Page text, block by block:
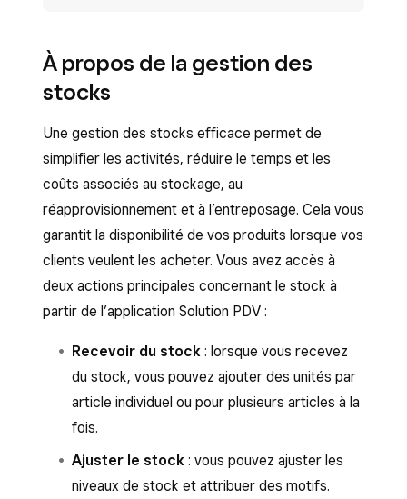
À propos de la gestion des
stocks
Une gestion des stocks efficace permet de
simplifier les activités, réduire le temps et les
coûts associés au stockage, au
réapprovisionnement et à l’entreposage. Cela vous
garantit la disponibilité de vos produits lorsque vos
clients veulent les acheter. Vous avez accès à
deux actions principales concernant le stock à
partir de l’application Solution PDV :
Recevoir du stock : lorsque vous recevez
du stock, vous pouvez ajouter des unités par
article individuel ou pour plusieurs articles à la
fois.
Ajuster le stock : vous pouvez ajuster les
niveaux de stock et attribuer des motifs.